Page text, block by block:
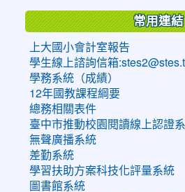
常用連結
上大國小會計室報告
學生線上諮詢信箱
學務系統（成績）
12年國教課程綱要
總務相關表件
臺中市推動校園閱讀線上認證
無聲廣播系統
差勤系統
學習扶助方案科技化評量系統
圖書館系統